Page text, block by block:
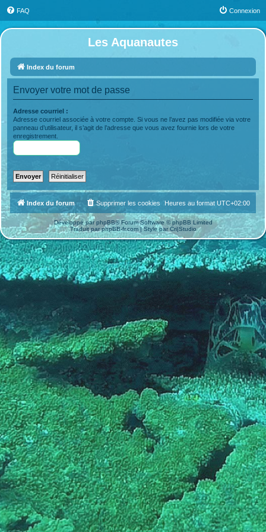
FAQ Connexion
Les Aquanautes
Index du forum
Envoyer votre mot de passe
Adresse courriel :
Adresse courriel associée à votre compte. Si vous ne l’avez pas modifiée via votre
panneau d’utilisateur, il s’agit de l’adresse que vous avez fournie lors de votre
enregistrement.
Index du forum Heures au format UTC+02:00
Supprimer les cookies
Développé parphpBB® Forum Software © phpBB Limited
Traduit parphpBB-fr.com| Style parCri|Studio